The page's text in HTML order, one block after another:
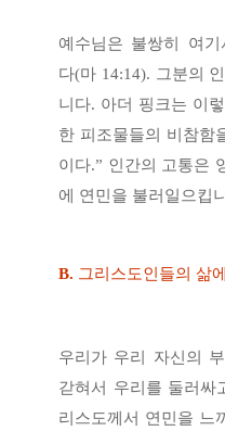
예수님은 불쌍히 여기
다(마 14:14). 그분의
니다. 아더 핑크는 이
한 피조물들의 비참함
이다.” 인간의 고통은
에 연민을 불러일으킵
B. 그리스도인들의 삶
우리가 우리 자신의
갇혀서 우리를 둘러싸
리스도께서 연민을 느